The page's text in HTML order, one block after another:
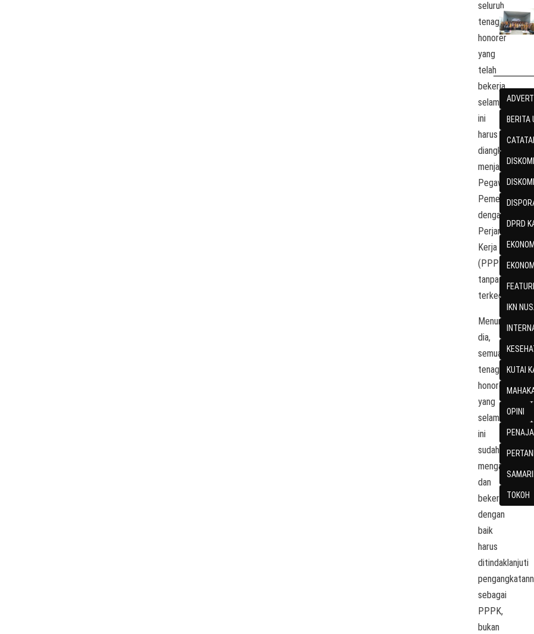
seluruh
tenaga
honorer
yang
telah
bekerja
selama
ini
harus
diangkat
menjadi
Pegawai
Pemerintah
dengan
Perjanjian
Kerja
(PPPK)
tanpa
terkecuali.
Menurut
dia,
semua
tenaga
honorer
yang
selama
ini
sudah
mengabdi
dan
bekerja
dengan
baik
harus
ditindaklanjuti
sebagai
PPPK,
bukan
BERITA
DPRD
IKN
KUTAI
OPINI
TOKOH